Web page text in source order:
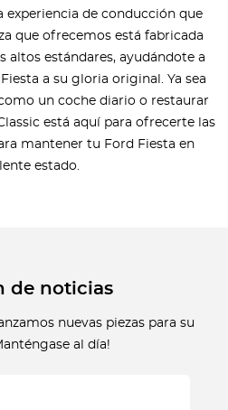
experiencia de conducción que
que ofrecemos está fabricada
altos estándares, ayudándote a
a su gloria original. Ya sea
un coche diario o restaurar
está aquí para ofrecerte las
mantener tu Ford Fiesta en
estado.
de noticias
nuevas piezas para su
al día!